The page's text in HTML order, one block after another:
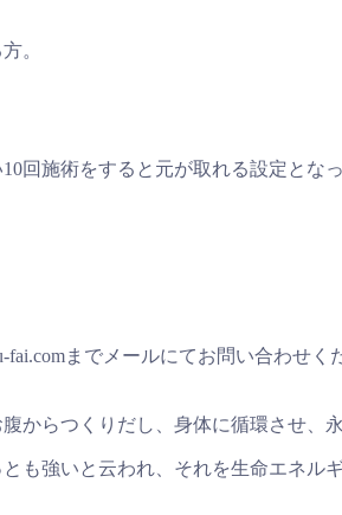
。
回施術をすると元が取れる設定とな
までメールにてお問い合わせく
からつくりだし、身体に循環させ、
も強いと云われ、それを生命エネ